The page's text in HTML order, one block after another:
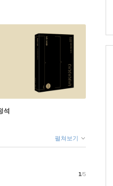
석
펼쳐보기
1/5